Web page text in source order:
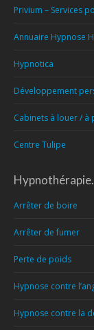
Privium – Services
Annuaire Hypnose
Hypnotica
Développement
Cabinets à louer / à
Centre Tulipe
Arrêter de boire
Arrêter de fumer
Perte de poids
Hypnose contre
Hypnose contre la